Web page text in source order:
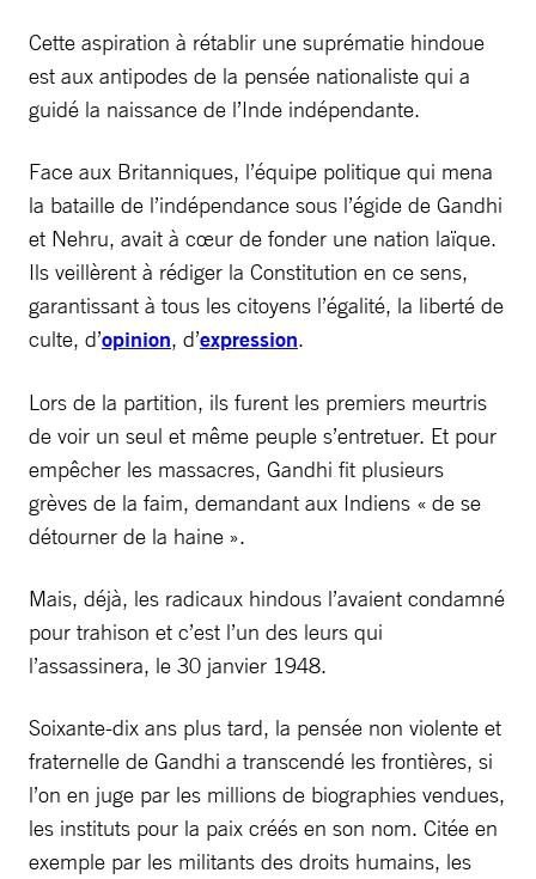
Cette aspiration à rétablir une suprématie hindoue
est aux antipodes de la pensée nationaliste qui a
guidé la naissance de l’Inde indépendante.
Face aux Britanniques, l’équipe politique qui mena
la bataille de l’indépendance sous l’égide de Gandhi
et Nehru, avait à cœur de fonder une nation laïque.
Ils veillèrent à rédiger la Constitution en ce sens,
garantissant à tous les citoyens l’égalité, la liberté de
culte, d’opinion, d’expression.
Lors de la partition, ils furent les premiers meurtris
de voir un seul et même peuple s’entretuer. Et pour
empêcher les massacres, Gandhi fit plusieurs
grèves de la faim, demandant aux Indiens « de se
détourner de la haine ».
Mais, déjà, les radicaux hindous l’avaient condamné
pour trahison et c’est l’un des leurs qui
l’assassinera, le 30 janvier 1948.
Soixante-dix ans plus tard, la pensée non violente et
fraternelle de Gandhi a transcendé les frontières, si
l’on en juge par les millions de biographies vendues,
les instituts pour la paix créés en son nom. Citée en
exemple par les militants des droits humains, les